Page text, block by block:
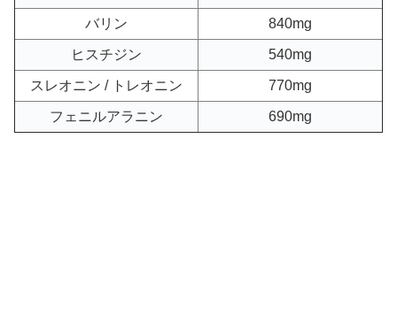
バリン 840mg
ヒスチジン 540mg
スレオニン / トレオニン 770mg
フェニルアラニン 690mg